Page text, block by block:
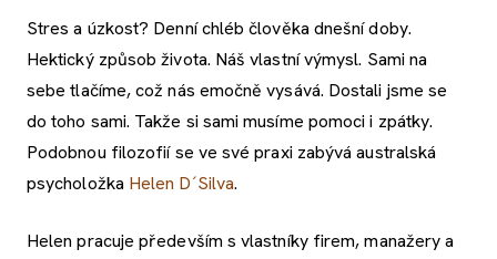
Stres a úzkost? Denní chléb člověka dnešní doby.
Hektický způsob života. Náš vlastní výmysl. Sami na
sebe tlačíme, což nás emočně vysává. Dostali jsme se
do toho sami. Takže si sami musíme pomoci i zpátky.
Podobnou filozofií se ve své praxi zabývá australská
psycholožka Helen D´Silva.
Helen pracuje především s vlastníky firem, manažery a